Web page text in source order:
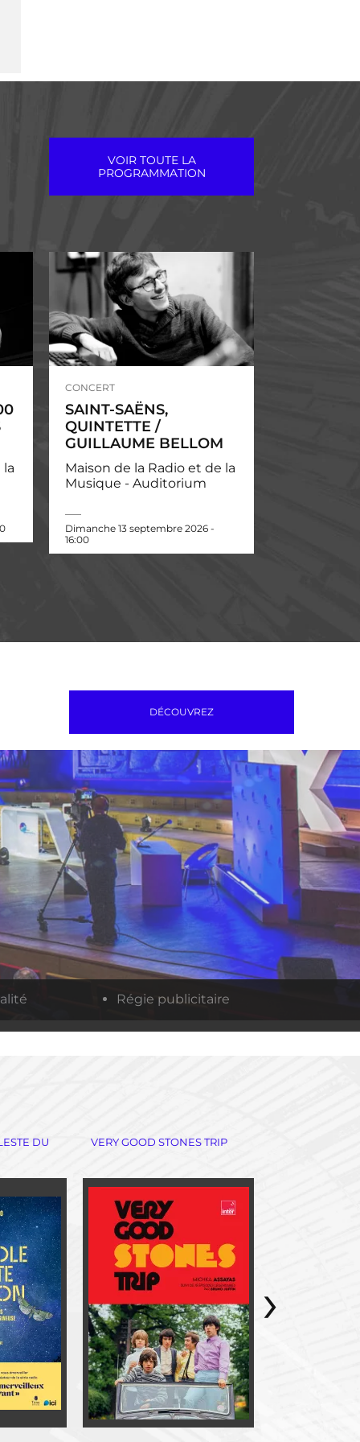
la
SAINT-SAËNS,
QUINTETTE /
GUILLAUME BELLOM
Maison de la Radio et de la
Musique - Auditorium
CONCERT
Dimanche 13 septembre 2026 -
16:00
VOIR TOUTE LA
PROGRAMMATION
DÉCOUVREZ
Régie publicitaire
DU VERY GOOD STONES TRIP
›